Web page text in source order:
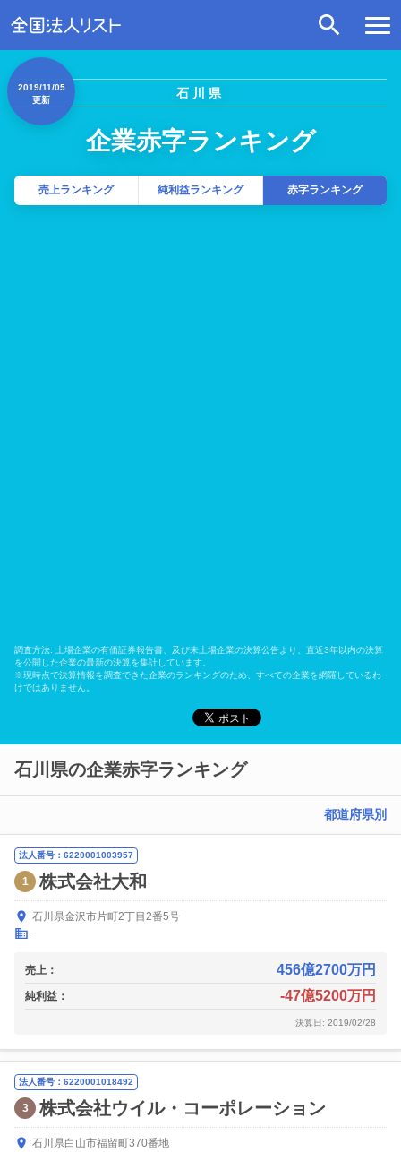
石川県
企業赤字ランキング
2019/11/05
更新
売上ランキング 純利益ランキング 赤字ランキング
調査方法: 上場企業の有価証券報告書、及び未上場企業の決算公告より、直近3年以内の決算
を公開した企業の最新の決算を集計しています。
※現時点で決算情報を調査できた企業のランキングのため、すべての企業を網羅しているわ
けではありません。
石川県の企業赤字ランキング
都道府県別
法人番号：6220001003957
1 株式会社大和
石川県金沢市片町2丁目2番5号
-
売上： 456億2700万円
純利益： -47億5200万円
決算日: 2019/02/28
法人番号：6220001018492
3 株式会社ウイル・コーポレーション
石川県白山市福留町370番地